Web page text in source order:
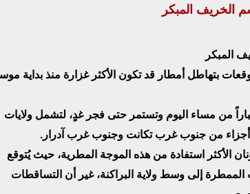
الخريف المبكر
المبكر
بتهاطل أمطار قد تكون الأكثر غزارة منذ بداية
من مساء اليوم وتستمر حتى فجر غدٍ، لتشمل ولايات
أجزاء من جنوب غرب تكانت وجنوب غرب آدرار.
الأكثر استفادة من هذه الموجة المطرية، حيث يُتوقع
إلى وسط ولاية البراكنة، غير أن التساقطات